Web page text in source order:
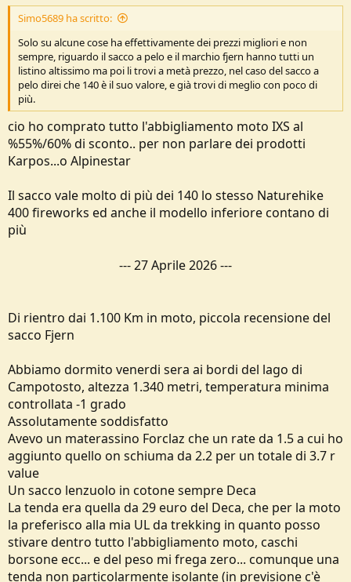
Simo5689 ha scritto:
Solo su alcune cose ha effettivamente dei prezzi migliori e non
sempre, riguardo il sacco a pelo e il marchio fjern hanno tutti un
listino altissimo ma poi li trovi a metà prezzo, nel caso del sacco a
pelo direi che 140 è il suo valore, e già trovi di meglio con poco di
più.
cio ho comprato tutto l'abbigliamento moto IXS al
%55%/60% di sconto.. per non parlare dei prodotti
Karpos...o Alpinestar
Il sacco vale molto di più dei 140 lo stesso Naturehike
400 fireworks ed anche il modello inferiore contano di
più
---27 Aprile 2026---
Di rientro dai 1.100 Km in moto, piccola recensione del
sacco Fjern
Abbiamo dormito venerdi sera ai bordi del lago di
Campotosto, altezza 1.340 metri, temperatura minima
controllata -1 grado
Assolutamente soddisfatto
Avevo un materassino Forclaz che un rate da 1.5 a cui ho
aggiunto quello on schiuma da 2.2 per un totale di 3.7 r
value
Un sacco lenzuolo in cotone sempre Deca
La tenda era quella da 29 euro del Deca, che per la moto
la preferisco alla mia UL da trekking in quanto posso
stivare dentro tutto l'abbigliamento moto, caschi
borsone ecc... e del peso mi frega zero... comunque una
tenda non particolarmente isolante (in previsione c'è